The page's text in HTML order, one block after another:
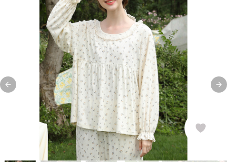
Previous slide